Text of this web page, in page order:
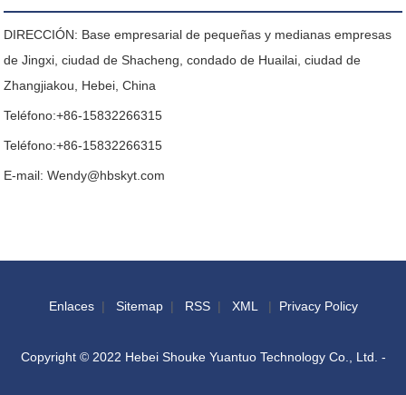
DIRECCIÓN: Base empresarial de pequeñas y medianas empresas
de Jingxi, ciudad de Shacheng, condado de Huailai, ciudad de
Zhangjiakou, Hebei, China
Teléfono:+86-15832266315
Teléfono:+86-15832266315
E-mail:Wendy@hbskyt.com
Enlaces| Sitemap| RSS| XML| Privacy Policy
Copyright © 2022 Hebei Shouke Yuantuo Technology Co., Ltd. -